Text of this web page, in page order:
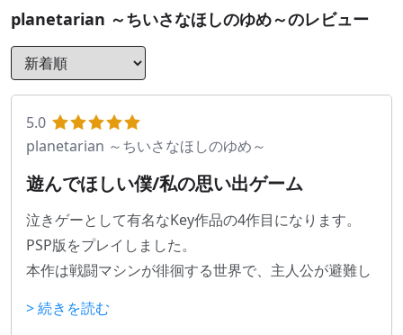
planetarian ～ちいさなほしのゆめ～のレビュー
5.0
planetarian ～ちいさなほしのゆめ～
遊んでほしい僕/私の思い出ゲーム
泣きゲーとして有名なKey作品の4作目になります。
PSP版をプレイしました。
本作は戦闘マシンが徘徊する世界で、主人公が避難し
交流する物語です。
> 続きを読む